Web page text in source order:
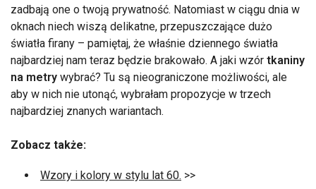
zadbają one o twoją prywatność. Natomiast w ciągu dnia w
oknach niech wiszą delikatne, przepuszczające dużo
światła firany – pamiętaj, że właśnie dziennego światła
najbardziej nam teraz będzie brakowało. A jaki wzór tkaniny
na metry wybrać? Tu są nieograniczone możliwości, ale
aby w nich nie utonąć, wybrałam propozycje w trzech
najbardziej znanych wariantach.
Zobacz także:
Wzory i kolory w stylu lat 60. >>